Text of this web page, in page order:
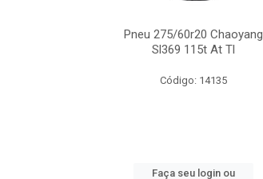
Pneu 275/60r20 Chaoyang
Sl369 115t At Tl
Código: 14135
Faça seu login ou